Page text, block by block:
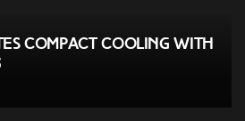
compact cooling with